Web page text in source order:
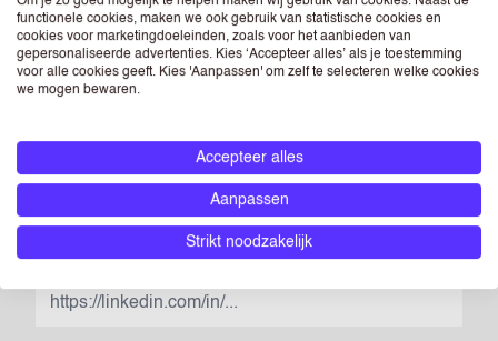
Powered by PQINA
Upload hier jouw CV. Dit is je visitekaartje voor ons én voor
opdrachtgevers waar we je voorstellen. Je kunt een foto opnemen
geef je ASA Talent - én de bedrijven die horen bij RGF Staffing the
Netherlands - toestemming om deze te verwerken en te
verstrekken aan (potentiële) opdrachtgevers.
LINKEDIN(OPTIONEEL)
functionele cookies, maken we ook gebruik van statistische cookies en
cookies voor marketingdoeleinden, zoals voor het aanbieden van
gepersonaliseerde advertenties. Kies ‘Accepteer alles’ als je toestemming
voor alle cookies geeft. Kies 'Aanpassen' om zelf te selecteren welke cookies
we mogen bewaren.
Accepteer alles
Aanpassen
Strikt noodzakelijk